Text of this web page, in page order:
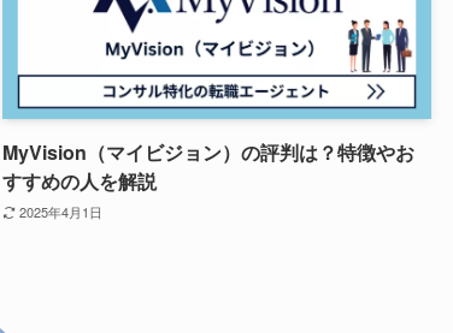
MyVision（マイビジョン）の評判は？特徴やお
すすめの人を解説
2025年4月1日